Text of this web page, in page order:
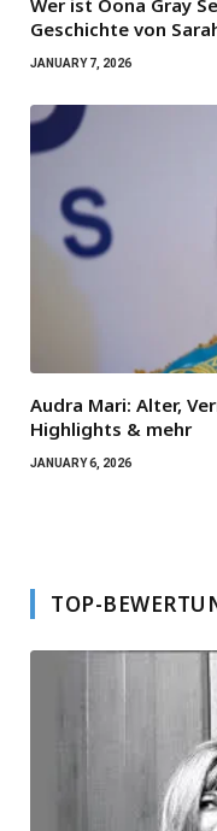
Geschichte von
JANUARY 7, 2026
Audra Mari: Alter,
Highlights & mehr
JANUARY 6, 2026
TOP-